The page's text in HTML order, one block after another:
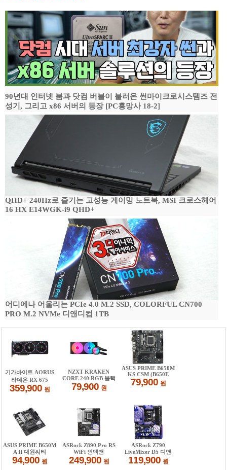
90년대 인터넷 붐과 닷컴 버블이 불러온 썬마이크로시스템즈 전
성기, 그리고 x86 서버의 등장 [PC흥망사 18-2]
QHD+ 240Hz로 즐기는 고성능 게이밍 노트북, MSI 크로스헤어
16 HX E14WGK-i9 QHD+
어디에나 어울리는 PCIe 4.0 M.2 SSD, COLORFUL CN700
PRO M.2 NVMe 디앤디컴 1TB